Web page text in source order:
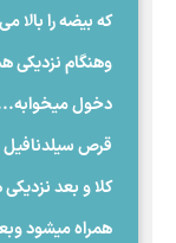
که بیضه را بالا
وهنگام نزدیکی
دخول
قرص سیلدنافیل 50 میلی یکساعت قبل از رابطه استفاده کنید.
کلا و بعد
همراه میشود